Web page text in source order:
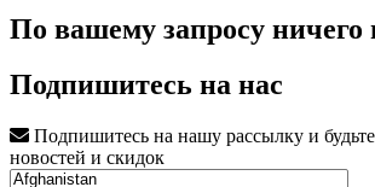
По вашему запросу ничего
Подпишитесь на нас
Подпишитесь на нашу рассылку и
новостей и скидок